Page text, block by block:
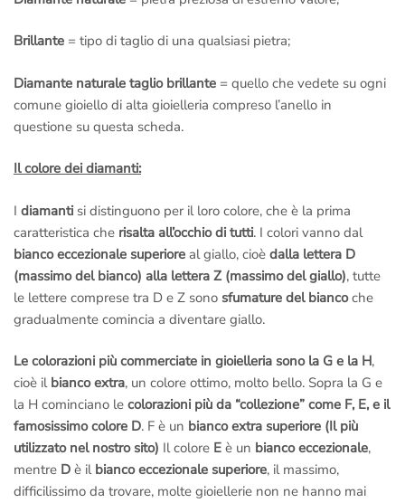
Brillante = tipo di taglio di una qualsiasi pietra;
Diamante naturale taglio brillante = quello che vedete su ogni
comune gioiello di alta gioielleria compreso l’anello in
questione su questa scheda.
Il colore dei diamanti:
I diamanti si distinguono per il loro colore, che è la prima
caratteristica che risalta all’occhio di tutti. I colori vanno dal
bianco eccezionale superiore al giallo, cioè dalla lettera D
(massimo del bianco) alla lettera Z (massimo del giallo), tutte
le lettere comprese tra D e Z sono sfumature del biancoche
gradualmente comincia a diventare giallo.
Le colorazioni più commerciate in gioielleria sono la G e la H,
cioè il bianco extra, un colore ottimo, molto bello. Sopra la G e
la H cominciano le colorazioni più da “collezione” come F, E, e il
famosissimo colore D. F è un bianco extra superiore (Il più
utilizzato nel nostro sito) Il colore E è un bianco eccezionale,
mentre D è il bianco eccezionale superiore, il massimo,
difficilissimo da trovare, molte gioiellerie non ne hanno mai